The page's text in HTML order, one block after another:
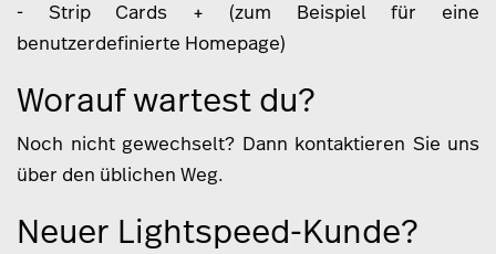
- Strip Cards + (zum Beispiel für eine
benutzerdefinierte Homepage)
Worauf wartest du?
Noch nicht gewechselt? Dann kontaktieren Sie uns
über den üblichen Weg.
Neuer Lightspeed-Kunde?